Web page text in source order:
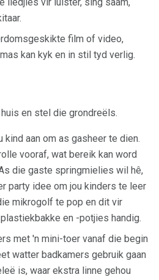
liedjies vir luister, sing saam,
film of video,
kan kyk en in stil tyd verlig.
en stel die grondreëls.
kind aan om as gasheer te dien.
vooraf, wat bereik kan word
die gaste springmielies wil hê,
party idee om jou kinders te leer
mikrogolf te pop en dit vir
en -potjies handig.
met 'n mini-toer vanaf die begin
watter badkamers gebruik gaan
is, waar ekstra linne gehou